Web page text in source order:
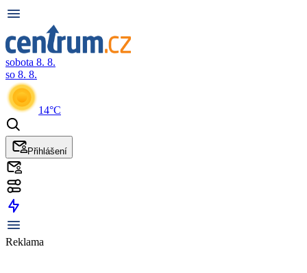
sobota 8. 8.
so 8. 8.
14°C
Přihlášení
Reklama